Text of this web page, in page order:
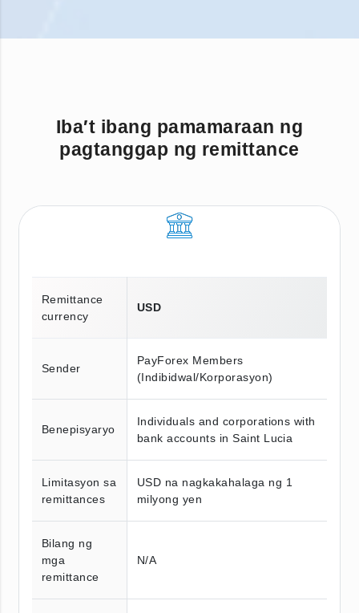
Iba′t ibang pamamaraan ng
pagtanggap ng remittance
Remittance
currency
USD
Sender
PayForex Members
(Indibidwal/Korporasyon)
Benepisyaryo
Individuals and corporations with
bank accounts in Saint Lucia
Limitasyon sa
remittances
USD na nagkakahalaga ng 1
milyong yen
Bilang ng
mga
remittance
N/A